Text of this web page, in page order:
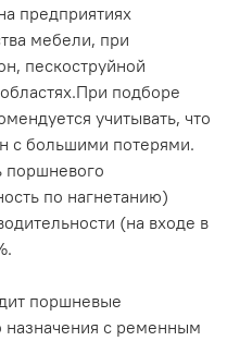
предприятиях
мебели, при
пескоструйной
подборе
учитывать, что
с большими потерями.
поршневого
по нагнетанию)
(на входе в
поршневые
с ременным